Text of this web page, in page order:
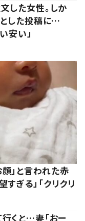
した女性。しか
した投稿に…
安い」
」と言われた赤
ぎる」「クリクリ
くと…妻「おー